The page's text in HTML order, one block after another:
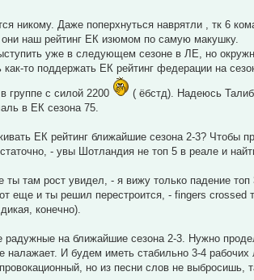
никому. Даже поперхнуться наврятли , тк 6
они наш рейтинг ЕК изюмом по самую макушку.
уже в следующем сезоне в ЛЕ, но
то поддержать ЕК рейтинг федерации на
группе с силой 2200
( ёбстд). Надеюсь
в ЕК сезона 75.
ЕК рейтинг ближайшие сезона 2-3?
- увы Шотландия не топ 5 в реале и
ты там рост увидел, - я вижу только падение
еще и ты решил перестроится, - fingers crossed
конечно).
радужные на ближайшие сезона 2-3. Нужно
налажает. И будем иметь стабильно 3-4
но из песни слов не выбросишь,